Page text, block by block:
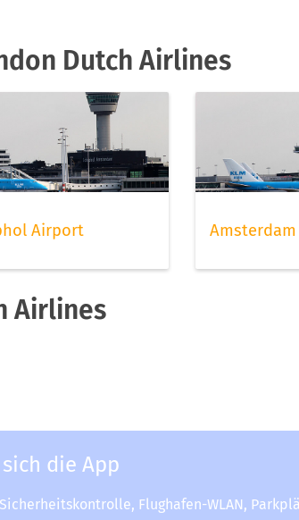
Dutch Airlines
Airport
Airlines
die App
Flughafen-WLAN,